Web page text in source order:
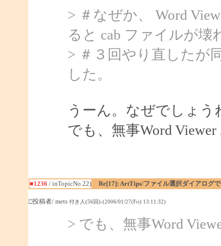
> ＃なぜか、 Word
ると cab ファイルが
> ＃３回やり直したが
した。
うーん。なぜでしょう
でも、無事Word
■1236 / inTopicNo.22) Re[17]: ArtTips/ファイル選択ダイアログ
□投稿者/ mets 付き人(56回)-(2006/01/27(Fri) 13:11:32)
> でも、無事Word